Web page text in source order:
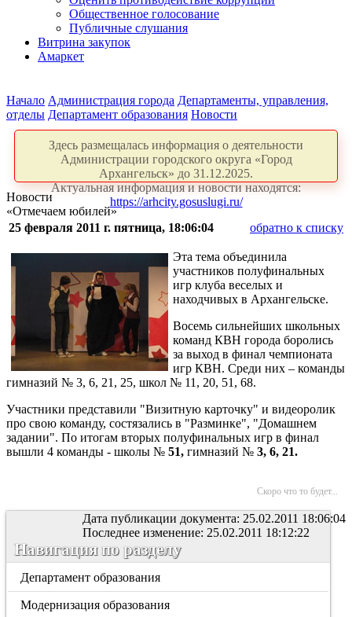
Общественное голосование
Публичные слушания
Витрина закупок
Амаркет
Начало Администрация города Департаменты, управления,
отделы Департамент образования Новости
Здесь размещалась информация о деятельности
Администрации городского округа «Город
Архангельск» до 31.12.2025.
Актуальная информация и новости находятся:
https://arhcity.gosuslugi.ru/
Новости
«Отмечаем юбилей»
25 февраля 2011 г. пятница, 18:06:04
обратно к списку
Эта тема объединила
участников полуфинальных
игр клуба веселых и
находчивых в Архангельске.
Восемь сильнейших школьных
команд КВН города боролись
за выход в финал чемпионата
игр КВН. Среди них – команды
гимназий № 3, 6, 21, 25, школ № 11, 20, 51, 68.
Участники представили "Визитную карточку" и видеоролик
про свою команду, состязались в "Разминке", "Домашнем
задании". По итогам вторых полуфинальных игр в финал
вышли 4 команды - школы № 51, гимназий № 3, 6, 21.
Скоро что то будет...
Дата публикации документа: 25.02.2011 18:06:04
Последнее изменение: 25.02.2011 18:12:22
Навигация по разделу
Департамент образования
Модернизация образования